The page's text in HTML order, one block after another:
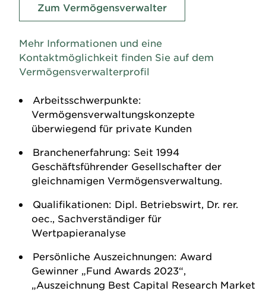
Zum Vermögensverwalter
Mehr Informationen und eine
Kontaktmöglichkeit finden Sie auf dem
Vermögensverwalterprofil
Arbeitsschwerpunkte:
Vermögensverwaltungskonzepte
überwiegend für private Kunden
Branchenerfahrung: Seit 1994
Geschäftsführender Gesellschafter der
gleichnamigen Vermögensverwaltung.
Qualifikationen: Dipl. Betriebswirt, Dr. rer.
oec., Sachverständiger für
Wertpapieranalyse
Persönliche Auszeichnungen: Award
Gewinner „Fund Awards 2023“,
„Auszeichnung Best Capital Research Market